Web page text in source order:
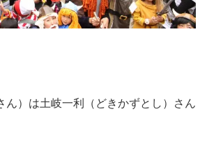
ん）は土岐一利（どきかずとし）さん